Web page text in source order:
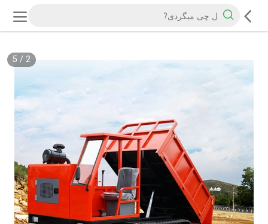
2
/
5